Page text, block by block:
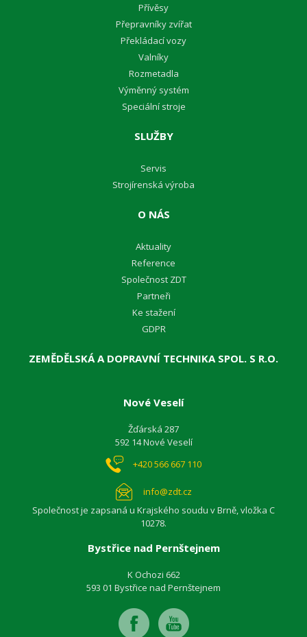
Přívěsy
Přepravníky zvířat
Překládací vozy
Valníky
Rozmetadla
Výměnný systém
Speciální stroje
SLUŽBY
Servis
Strojírenská výroba
O NÁS
Aktuality
Reference
Společnost ZDT
Partneři
Ke stažení
GDPR
ZEMĚDĚLSKÁ A DOPRAVNÍ TECHNIKA SPOL. S R.O.
Nové Veselí
Žďárská 287
592 14 Nové Veselí
+420 566 667 110
info@zdt.cz
Společnost je zapsaná u Krajského soudu v Brně, vložka C
10278.
Bystřice nad Pernštejnem
K Ochozi 662
593 01 Bystřice nad Pernštejnem